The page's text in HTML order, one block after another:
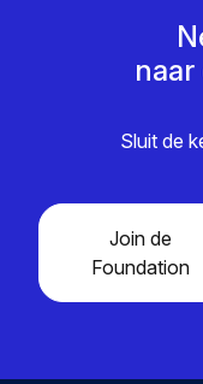
naar
Sluit de
Join de
Foundation